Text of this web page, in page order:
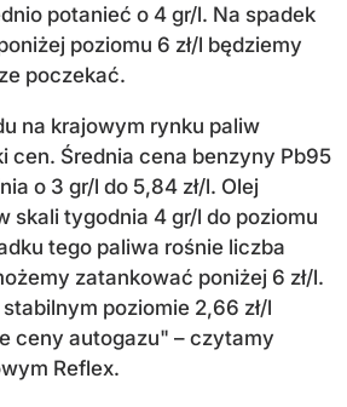
potanieć o 4 gr/l. Na spadek
poziomu 6 zł/l będziemy
poczekać.
na krajowym rynku paliw
cen. Średnia cena benzyny Pb95
o 3 gr/l do 5,84 zł/l. Olej
skali tygodnia 4 gr/l do poziomu
tego paliwa rośnie liczba
zatankować poniżej 6 zł/l.
poziomie 2,66 zł/l
ceny autogazu" – czytamy
Reflex.